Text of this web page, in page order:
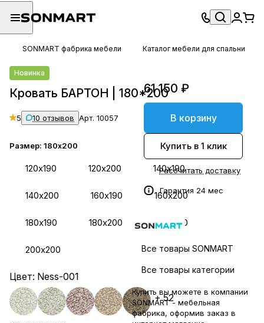
SONMART фабрика мебели Каталог мебели для спальни
Новинка
Кровать БАРТОН | 180*200
5 10 отзывов Арт. 10057
Размер: 180х200
120х190 120х200 140х190
140х200 160х190 160х200
180х190 180х200 200х190
200х200
Цвет: Ness-001
+ 52
61 150 ₽
В корзину
Купить в 1 клик
Рассчитать доставку
Гарантия 24 мес
Все товары SONMART
Все товары категории
Купить вы можете в компании
SONMART - мебельная
фабрика, оформив заказ в